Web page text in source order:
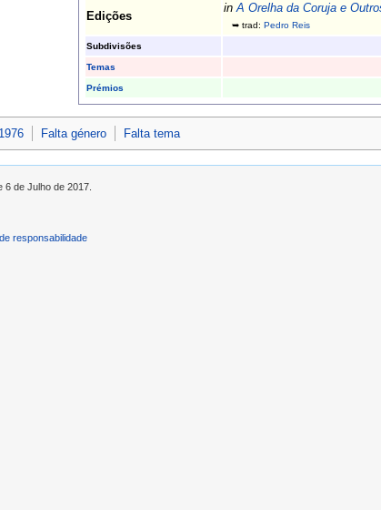
Edições
in A Orelha da Coruja e
➥ trad: Pedro Reis
Subdivisões
Temas
Prémios
Falta género Falta tema
6 de Julho de 2017.
responsabilidade